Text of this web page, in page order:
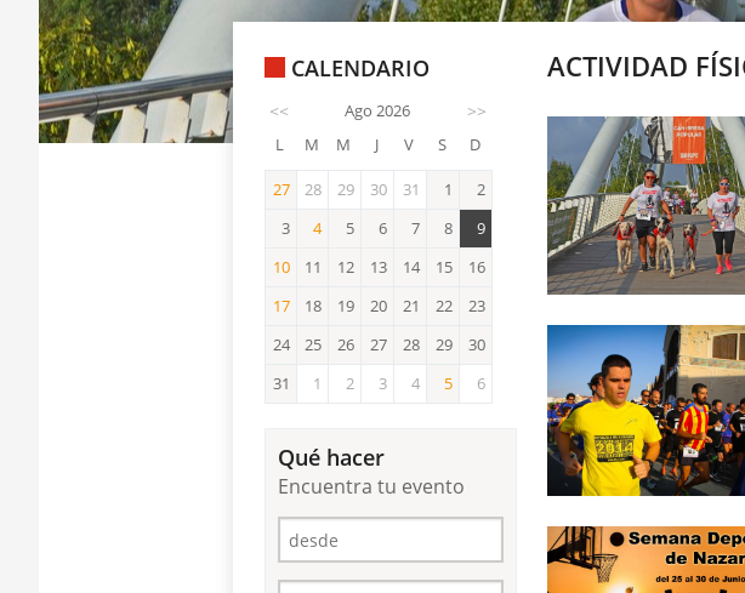
CALENDARIO
<< Ago 2026 >>
L M M J V S D
27 28 29 30 31 1
2
3
4 5 6 7 8
9
10
10
11 12 13 14 15
16
17
17
18 19 20 21 22
23
24
25 26 27 28 29
30
31
1 2 3 4 5 6
Qué hacer
Encuentra tu evento
ACTIVIDAD